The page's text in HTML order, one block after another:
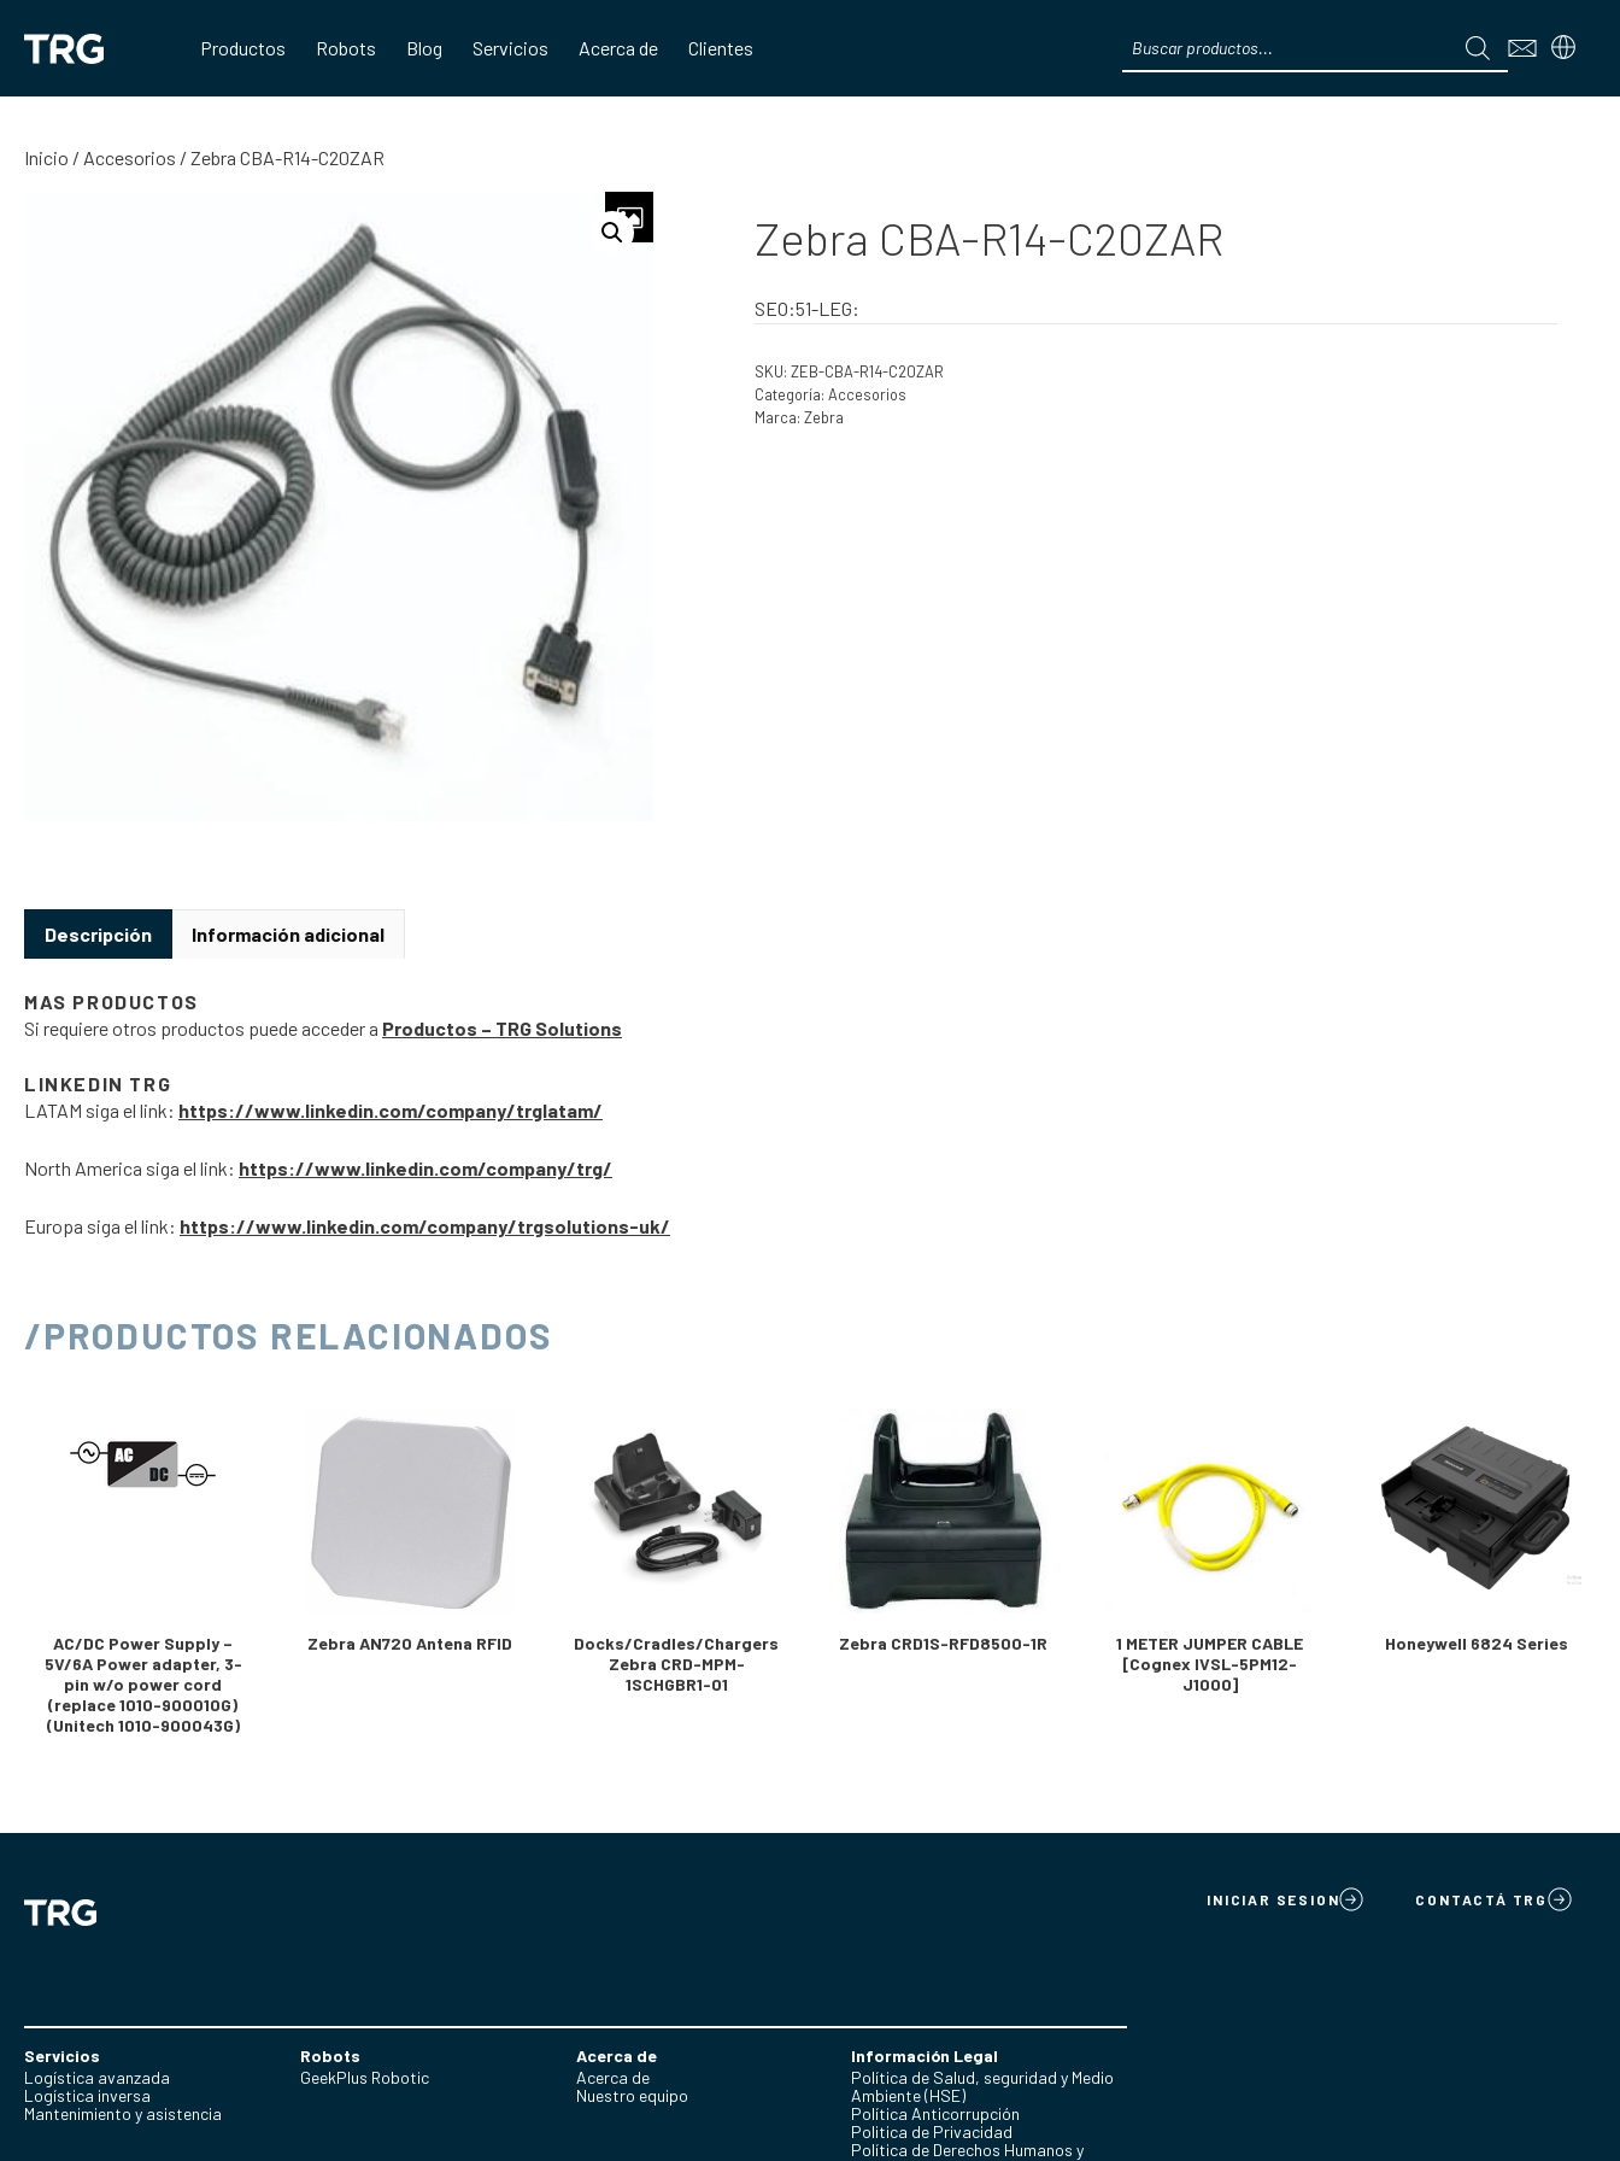
contenido
Productos Robots Blog Servicios Acerca de Clientes
search
Inicio / Accesorios / Zebra CBA-R14-C20ZAR
Zebra CBA-R14-C20ZAR
SEO:51-LEG:
SKU: ZEB-CBA-R14-C20ZAR
Categoría: Accesorios
Marca: Zebra
Descripción Información adicional
MAS PRODUCTOS
Si requiere otros productos puede acceder a Productos – TRG Solutions
LINKEDIN TRG
LATAM siga el link: https://www.linkedin.com/company/trglatam/
North America siga el link: https://www.linkedin.com/company/trg/
Europa siga el link: https://www.linkedin.com/company/trgsolutions-uk/
/PRODUCTOS RELACIONADOS
AC/DC Power Supply –
5V/6A Power adapter, 3-
pin w/o power cord
(replace 1010-900010G)
(Unitech 1010-900043G)
Zebra AN720 Antena RFID
Docks/Cradles/Chargers
Zebra CRD-MPM-
1SCHGBR1-01
Zebra CRD1S-RFD8500-1R
1 METER JUMPER CABLE
[Cognex IVSL-5PM12-
J1000]
Honeywell 6824 Series
INICIAR SESION CONTACTÁ TRG
Servicios
Logística avanzada
Logística inversa
Mantenimiento y asistencia
Robots
GeekPlus Robotic
Acerca de
Acerca de
Nuestro equipo
Información Legal
Política de Salud, seguridad y Medio
Ambiente (HSE)
Política Anticorrupción
Politica de Privacidad
Política de Derechos Humanos y